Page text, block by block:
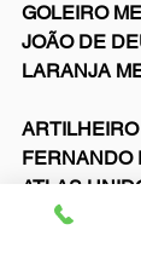
GOLEIRO
JOÃO DE
LARANJA
ARTILHEIRO
FERNANDO
ATLAS
14 GOLS